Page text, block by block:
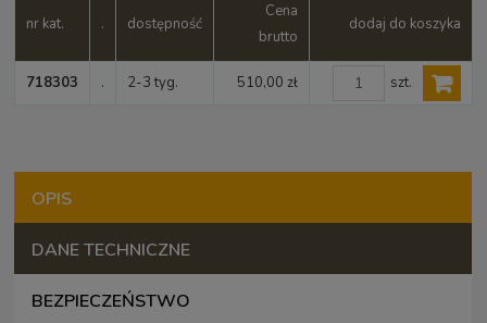
nr kat. . dostępność
Cena
brutto
dodaj do koszyka
718303 . 2-3 tyg. 510,00 zł szt.
OPIS
DANE TECHNICZNE
BEZPIECZEŃSTWO